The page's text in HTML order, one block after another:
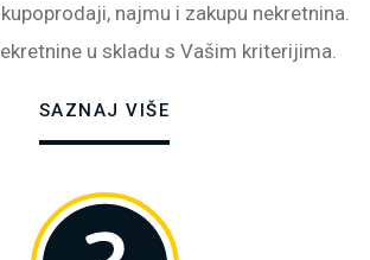
najmu i zakupu nekretnina.
u skladu s Vašim kriterijima.
SAZNAJ VIŠE